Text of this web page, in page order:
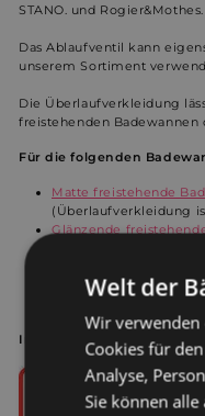
STANO. und Rogier&Mothes.
Das Ablaufventil kann
unserem Sortiment
Die Überlaufverkleidung
freistehenden Badewannen
Für die folgenden
Matte freistehende
(Überlaufverkleidung
Glänzende
Glänzende
Installationsanleitung
Welt der
Wir
Cookies für
Analyse,
Sie können